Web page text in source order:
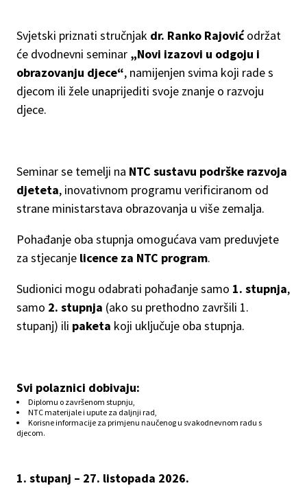
Svjetski priznati stručnjak dr. Ranko Rajovićodržat
će dvodnevni seminar „Novi izazovi u odgoju i
obrazovanju djece“, namijenjen svima koji rade s
djecom ili žele unaprijediti svoje znanje o razvoju
djece.
Seminar se temelji na NTC sustavu podrške razvoja
djeteta, inovativnom programu verificiranom od
strane ministarstava obrazovanja u više zemalja.
Pohađanje oba stupnja omogućava vam preduvjete
za stjecanje licence za NTC program.
Sudionici mogu odabrati pohađanje samo 1. stupnja,
samo 2. stupnja (ako su prethodno završili 1.
stupanj) ili paketa koji uključuje oba stupnja.
Svi polaznici dobivaju:
Diplomu o završenom stupnju,
NTC materijale i upute za daljnji rad,
Korisne informacije za primjenu naučenog u svakodnevnom radu s
djecom.
1. stupanj – 27. listopada 2026.